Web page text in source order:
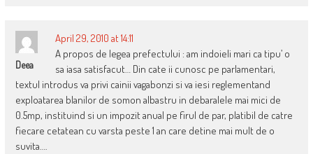
Deea
April 29, 2010 at 14:11
A propos de legea prefectului : am indoieli mari ca tipu’ o
sa iasa satisfacut… Din cate ii cunosc pe parlamentari,
textul introdus va privi cainii vagabonzi si va iesi reglementand
exploatarea blanilor de somon albastru in debaralele mai mici de
0.5mp, instituind si un impozit anual pe firul de par, platibil de catre
fiecare cetatean cu varsta peste 1 an care detine mai mult de o
suvita….